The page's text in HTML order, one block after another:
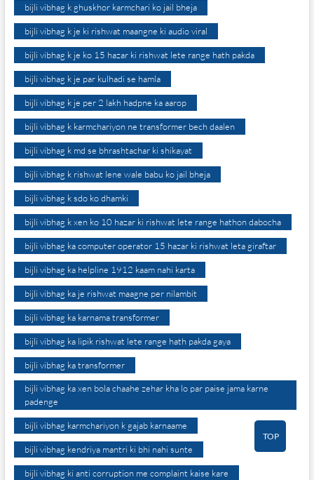
bijli vibhag k ghuskhor karmchari ko jail bheja
bijli vibhag k je ki rishwat maangne ki audio viral
bijli vibhag k je ko 15 hazar ki rishwat lete range hath pakda
bijli vibhag k je par kulhadi se hamla
bijli vibhag k je per 2 lakh hadpne ka aarop
bijli vibhag k karmchariyon ne transformer bech daalen
bijli vibhag k md se bhrashtachar ki shikayat
bijli vibhag k rishwat lene wale babu ko jail bheja
bijli vibhag k sdo ko dhamki
bijli vibhag k xen ko 10 hazar ki rishwat lete range hathon dabocha
bijli vibhag ka computer operator 15 hazar ki rishwat leta giraftar
bijli vibhag ka helpline 1912 kaam nahi karta
bijli vibhag ka je rishwat maagne per nilambit
bijli vibhag ka karnama transformer
bijli vibhag ka lipik rishwat lete range hath pakda gaya
bijli vibhag ka transformer
bijli vibhag ka xen bola chaahe zehar kha lo par paise jama karne
padenge
bijli vibhag karmchariyon k gajab karnaame
bijli vibhag kendriya mantri ki bhi nahi sunte
bijli vibhag ki anti corruption me complaint kaise kare
TOP